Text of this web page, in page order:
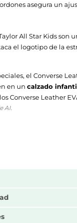
asegura un
All Star Kids
el logotipo de la
el Converse
en un calzado
Converse Leather
AI.